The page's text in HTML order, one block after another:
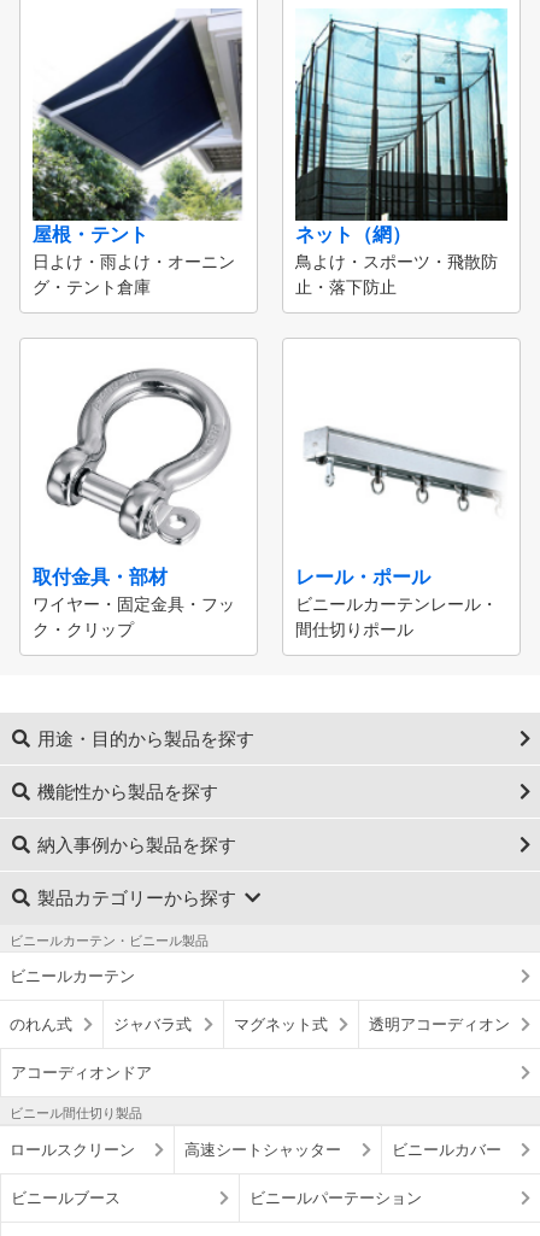
屋根・テント
日よけ・雨よけ・オーニン
グ・テント倉庫
ネット（網）
鳥よけ・スポーツ・飛散防
止・落下防止
取付金具・部材
ワイヤー・固定金具・フッ
ク・クリップ
レール・ポール
ビニールカーテンレール・
間仕切りポール
用途・目的から製品を探す
機能性から製品を探す
納入事例から製品を探す
製品カテゴリーから探す
ビニールカーテン・ビニール製品
ビニールカーテン
のれん式 ジャバラ式 マグネット式 透明アコーディオン
アコーディオンドア
ビニール間仕切り製品
ロールスクリーン 高速シートシャッター ビニールカバー
ビニールブース ビニールパーテーション